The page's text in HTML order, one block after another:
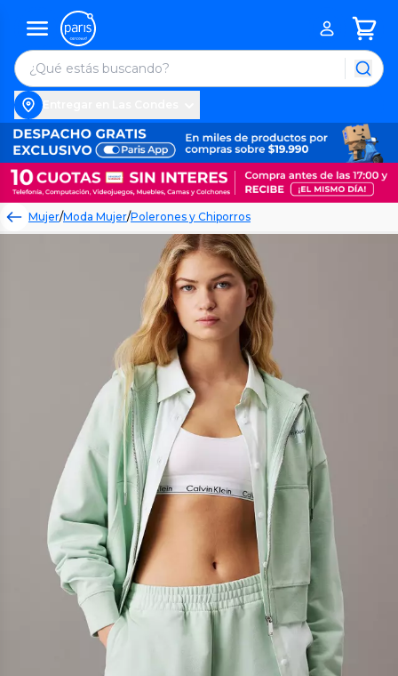
Mujer/Moda Mujer/Polerones y Chiporros